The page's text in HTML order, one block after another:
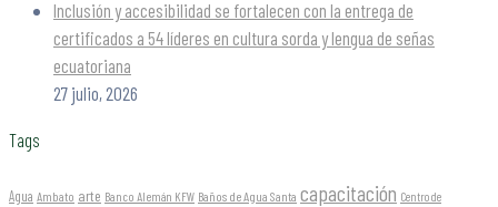
Inclusión y accesibilidad se fortalecen con la entrega de
certificados a 54 líderes en cultura sorda y lengua de señas
ecuatoriana
27 julio, 2026
Tags
Agua Ambato arte Banco Alemán KFW Baños de Agua Santa capacitación Centro de